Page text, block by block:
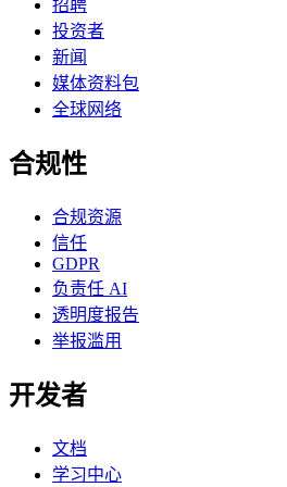
招聘
投资者
新闻
媒体资料包
全球网络
合规性
合规资源
信任
GDPR
负责任 AI
透明度报告
举报滥用
开发者
文档
学习中心